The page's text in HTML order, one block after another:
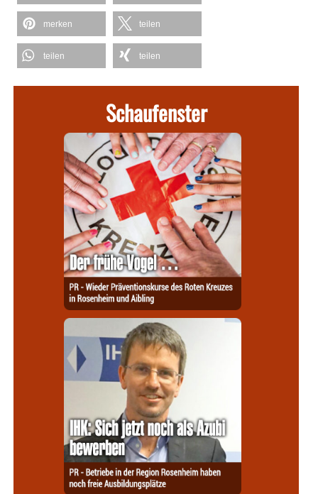
merken teilen
teilen teilen
Schaufenster